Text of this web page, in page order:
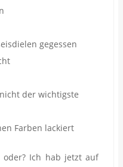
gegessen
der wichtigste
Farben lackiert
oder? Ich hab jetzt auf